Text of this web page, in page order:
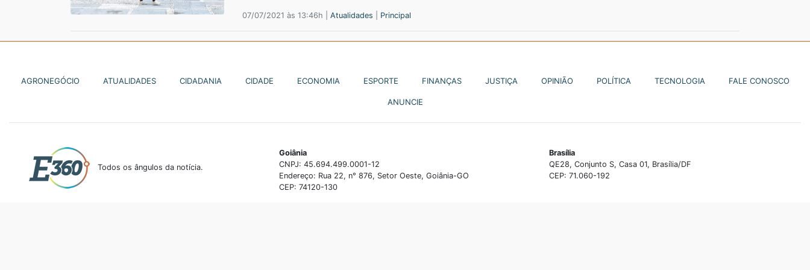
07/07/2021 às 13:46h | Atualidades Principal
AGRONEGÓCIO ATUALIDADES CIDADANIA CIDADE ECONOMIA ESPORTE FINANÇAS JUSTIÇA OPINIÃO POLÍTICA TECNOLOGIA FALE CONOSCO
ANUNCIE
Todos os ângulos da notícia.
Goiânia
CNPJ: 45.694.499.0001-12
Endereço: Rua 22, n° 876, Setor Oeste, Goiânia-GO
CEP: 74120-130
Brasília
QE28, Conjunto S, Casa 01, Brasília/DF
CEP: 71.060-192